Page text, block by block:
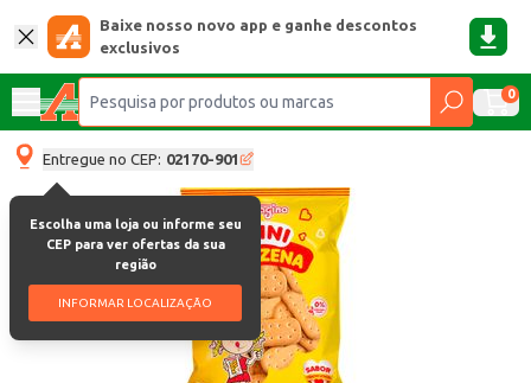
Baixe nosso novo app e ganhe descontos
exclusivos
0
Entregue no CEP: 02170-901
Escolha uma loja ou informe seu
CEP para ver ofertas da sua
região
INFORMAR LOCALIZAÇÃO